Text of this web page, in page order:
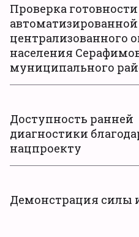
Проверка
централизованного
населения
муниципального
Доступность ранней
диагностики
нацпроекту
Демонстрация силы